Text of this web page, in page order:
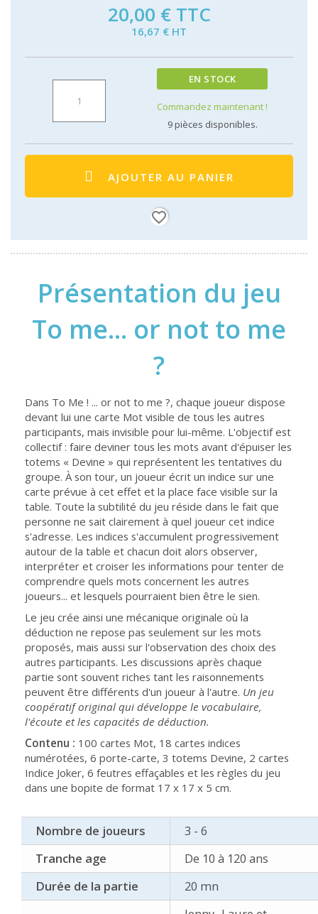
20,00 € TTC
16,67 € HT
EN STOCK
Commandez maintenant !
9pièces disponibles.
AJOUTER AU PANIER
favorite_border
Présentation du jeu
To me... or not to me
?
Dans To Me ! ... or not to me ?, chaque joueur dispose
devant lui une carte Mot visible de tous les autres
participants, mais invisible pour lui-même. L'objectif est
collectif : faire deviner tous les mots avant d'épuiser les
totems « Devine » qui représentent les tentatives du
groupe. À son tour, un joueur écrit un indice sur une
carte prévue à cet effet et la place face visible sur la
table. Toute la subtilité du jeu réside dans le fait que
personne ne sait clairement à quel joueur cet indice
s'adresse. Les indices s'accumulent progressivement
autour de la table et chacun doit alors observer,
interpréter et croiser les informations pour tenter de
comprendre quels mots concernent les autres
joueurs... et lesquels pourraient bien être le sien.
Le jeu crée ainsi une mécanique originale où la
déduction ne repose pas seulement sur les mots
proposés, mais aussi sur l'observation des choix des
autres participants. Les discussions après chaque
partie sont souvent riches tant les raisonnements
peuvent être différents d'un joueur à l'autre. Un jeu
coopératif original qui développe le vocabulaire,
l'écoute et les capacités de déduction.
Contenu : 100 cartes Mot, 18 cartes indices
numérotées, 6 porte-carte, 3 totems Devine, 2 cartes
Indice Joker, 6 feutres effaçables et les règles du jeu
dans une bopite de format 17 x 17 x 5 cm.
Nombre de joueurs
3 - 6
Tranche age
De 10 à 120 ans
Durée de la partie
20 mn